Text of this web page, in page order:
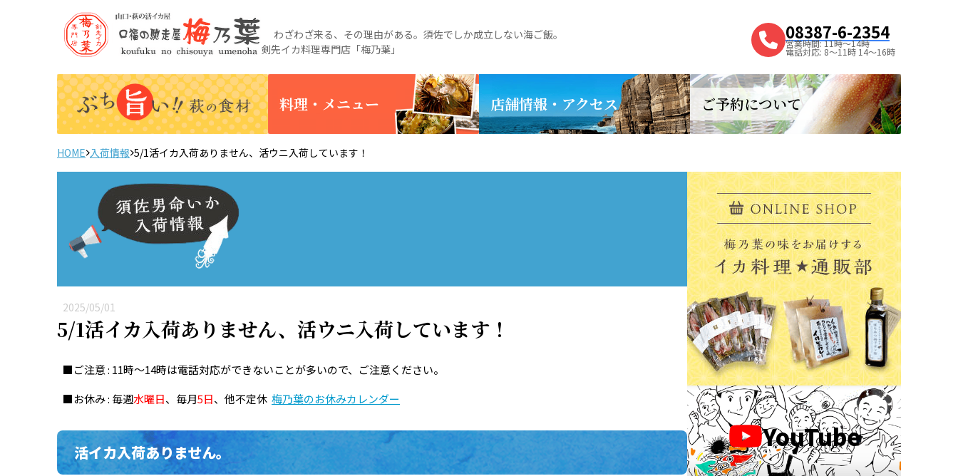
わざわざ来る、その理由がある。須佐でしか成立しない海ご飯。
剣先イカ料理専門店「梅乃葉」
08387-6-2354
営業時間: 11時～14時
電話対応: 8～11時 14～16時
料理・メニュー 店舗情報・アクセス ご予約について
HOME 入荷情報 5/1活イカ入荷ありません、活ウニ入荷しています！
2025/05/01
5/1活イカ入荷ありません、活ウニ入荷しています！
■ご注意 : 11時～14時は電話対応ができないことが多いので、ご注意ください。
■お休み : 毎週水曜日、毎月5日、他不定休 梅乃葉のお休みカレンダー
活イカ入荷ありません。 YouTube